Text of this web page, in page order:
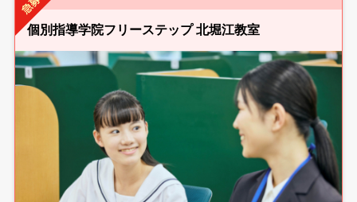
個別指導学院フリーステップ 北堀江教室